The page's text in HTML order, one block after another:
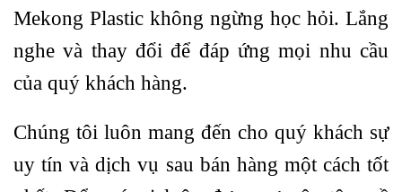
Mekong Plastic không ngừng học hỏi. Lắng
nghe và thay đổi để đáp ứng mọi nhu cầu
của quý khách hàng.
Chúng tôi luôn mang đến cho quý khách sự
uy tín và dịch vụ sau bán hàng một cách tốt